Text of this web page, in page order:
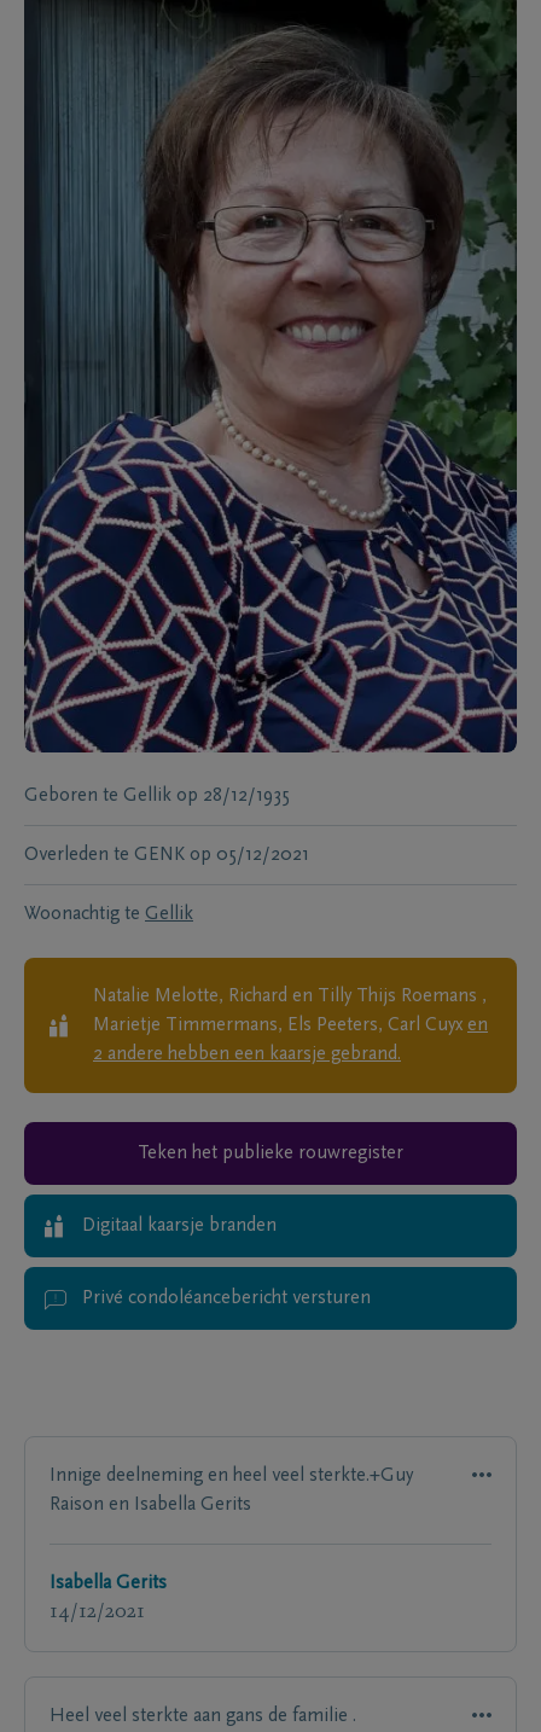
Geboren te Gellik op 28/12/1935
Overleden te GENK op 05/12/2021
Woonachtig te Gellik
Natalie Melotte, Richard en Tilly Thijs Roemans ,
Marietje Timmermans, Els Peeters, Carl Cuyx en
2 andere hebben een kaarsje gebrand.
Teken het publieke rouwregister
Digitaal kaarsje branden
Privé condoléancebericht versturen
Innige deelneming en heel veel sterkte.+Guy
Raison en Isabella Gerits
Isabella Gerits
14/12/2021
Heel veel sterkte aan gans de familie .